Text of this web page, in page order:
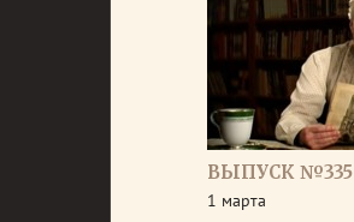
ВЫПУСК №335
1 марта